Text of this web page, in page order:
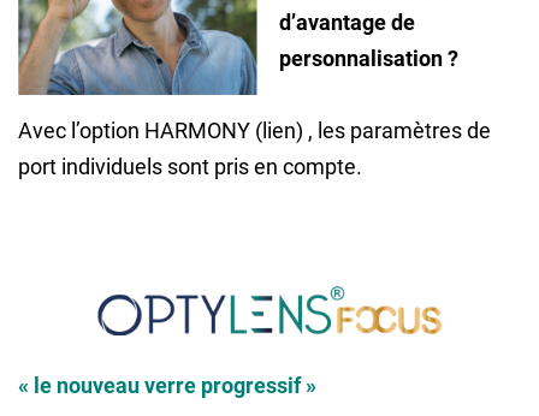
d’avantage de
personnalisation ?
Avec l’option HARMONY (lien) , les paramètres de
port individuels sont pris en compte.
« le nouveau verre progressif »